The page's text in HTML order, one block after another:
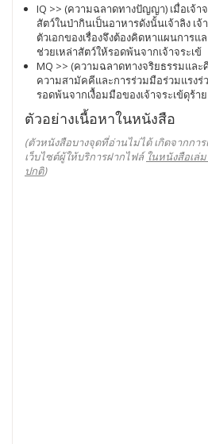
IQ >> (ความฉลาดทางปัญญา) เมื่อเจ้า
สัตว์ในป่ากินเป็นอาหารดังนั้นเจ้าลิง เจ้
ตัวเอกของเรื่องจึงต้องคิดหาแผนการ
ช่วยเหล่าสัตว์ให้รอดพ้นจากเจ้าจระเข้
MQ >> (ความฉลาดทางจริยธรรมและ
ความสามัคคีและการร่วมมือร่วมแรงร่
รอดพ้นจากเงื้อมมือของเจ้าจระเข้ดุร้าย
ตัวอย่างเนื้อหาในหนังสือ
(ตัวหนังสือบางจุดที่อ่านไม่ได้ เกิดจากกา
เว็บไซต์ผู้ให้บริการฝากไฟล์ ในหนังสือเล่
ปกติ)